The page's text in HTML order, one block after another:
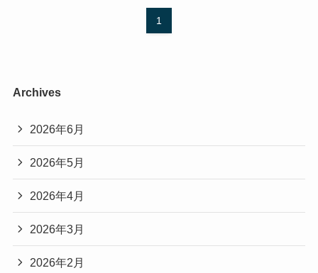
1
Archives
2026年6月
2026年5月
2026年4月
2026年3月
2026年2月